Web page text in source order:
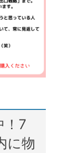
！7
に物